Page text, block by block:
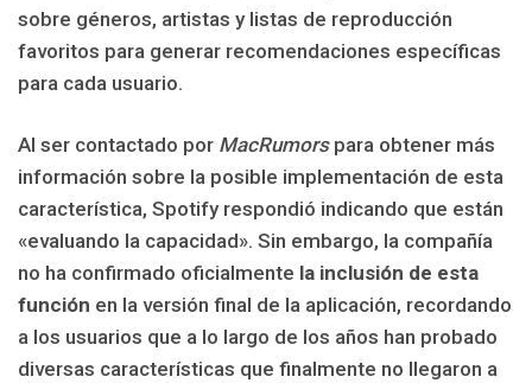
sobre géneros, artistas y listas de reproducción
favoritos para generar recomendaciones específicas
para cada usuario.
Al ser contactado por MacRumorspara obtener más
información sobre la posible implementación de esta
característica, Spotify respondió indicando que están
«evaluando la capacidad». Sin embargo, la compañía
no ha confirmado oficialmente la inclusión de esta
función en la versión final de la aplicación, recordando
a los usuarios que a lo largo de los años han probado
diversas características que finalmente no llegaron a